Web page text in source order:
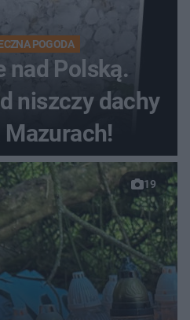
POGODA
nad Polską.
niszczy dachy
Mazurach!
19